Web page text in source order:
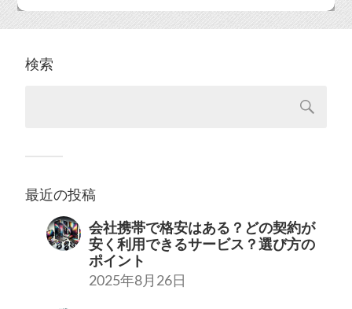
検索
最近の投稿
会社携帯で格安はある？どの契約が
安く利用できるサービス？選び方の
ポイント
2025年8月26日